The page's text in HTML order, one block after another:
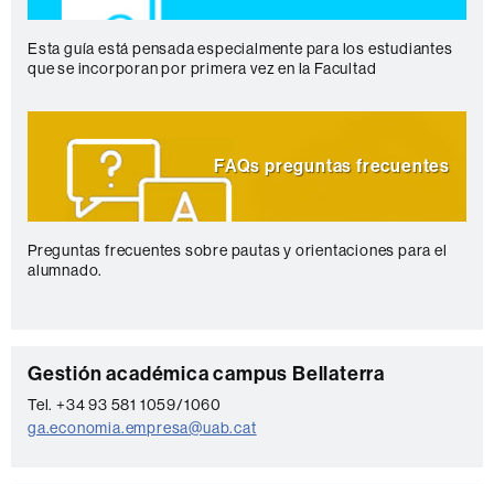
Esta guía está pensada especialmente para los estudiantes
que se incorporan por primera vez en la Facultad
FAQs preguntas frecuentes
Preguntas frecuentes sobre pautas y orientaciones para el
alumnado.
C
o
n
Gestión académica campus Bellaterra
Tel. +34 93 581 1059/1060
ga.economia.empresa@uab.cat